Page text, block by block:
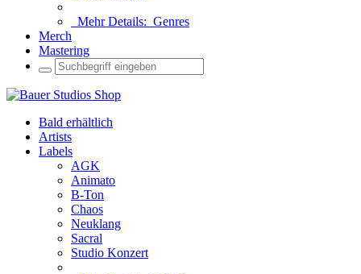
Mehr Details: Genres
Merch
Mastering
Bald erhältlich
Artists
Labels
AGK
Animato
B-Ton
Chaos
Neuklang
Sacral
Studio Konzert